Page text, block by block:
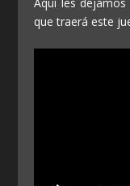
que traerá este